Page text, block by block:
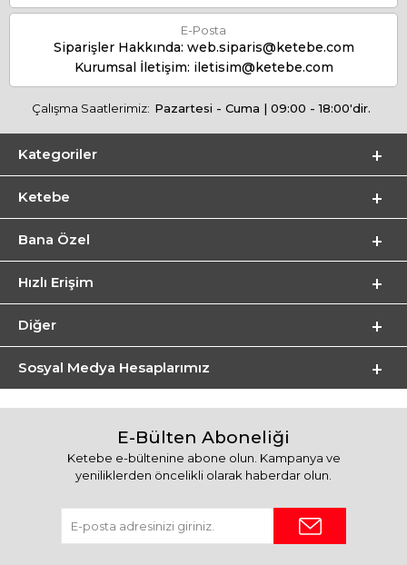
E-Posta
Siparişler Hakkında: web.siparis@ketebe.com
Kurumsal İletişim: iletisim@ketebe.com
Çalışma Saatlerimiz: Pazartesi - Cuma | 09:00 - 18:00'dir.
Kategoriler
Ketebe
Bana Özel
Hızlı Erişim
Diğer
Sosyal Medya Hesaplarımız
E-Bülten Aboneliği
Ketebe e-bültenine abone olun. Kampanya ve
yeniliklerden öncelikli olarak haberdar olun.